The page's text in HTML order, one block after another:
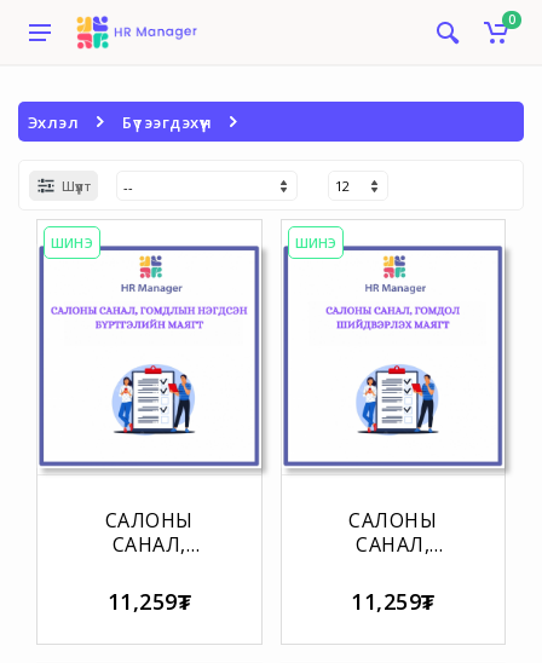
0
Эхлэл Бүтээгдэхүүн
Шүүлт
ШИНЭ
САЛОНЫ
САНАЛ,
НЭГДСЭН
БҮРТГЭЛИЙН
МАЯГТ
11,259₮
ШИНЭ
САЛОНЫ
САНАЛ,
ШИЙДВЭРЛЭХ
МАЯГТ
11,259₮